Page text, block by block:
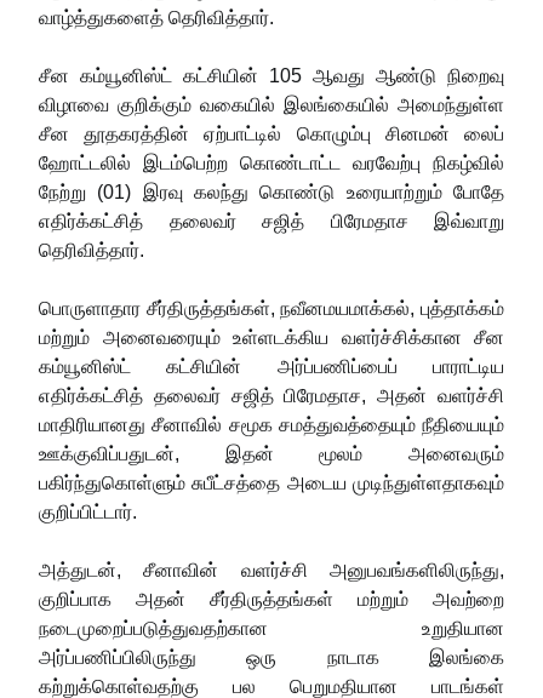
வாழ்த்துகளைத் தெரிவித்தார்.
சீன கம்யூனிஸ்ட் கட்சியின் 105 ஆவது ஆண்டு நிறைவு
விழாவை குறிக்கும் வகையில் இலங்கையில் அமைந்துள்ள
சீன தூதகரத்தின் ஏற்பாட்டில் கொழும்பு சினமன் லைப்
ஹோட்டலில் இடம்பெற்ற கொண்டாட்ட வரவேற்பு நிகழ்வில்
நேற்று (01) இரவு கலந்து கொண்டு உரையாற்றும் போதே
எதிர்க்கட்சித் தலைவர் சஜித் பிரேமதாச இவ்வாறு
தெரிவித்தார்.
பொருளாதார சீர்திருத்தங்கள், நவீனமயமாக்கல், புத்தாக்கம்
மற்றும் அனைவரையும் உள்ளடக்கிய வளர்ச்சிக்கான சீன
கம்யூனிஸ்ட் கட்சியின் அர்ப்பணிப்பைப் பாராட்டிய
எதிர்க்கட்சித் தலைவர் சஜித் பிரேமதாச, அதன் வளர்ச்சி
மாதிரியானது சீனாவில் சமூக சமத்துவத்தையும் நீதியையும்
ஊக்குவிப்பதுடன், இதன் மூலம் அனைவரும்
பகிர்ந்துகொள்ளும் சுபீட்சத்தை அடைய முடிந்துள்ளதாகவும்
குறிப்பிட்டார்.
அத்துடன், சீனாவின் வளர்ச்சி அனுபவங்களிலிருந்து,
குறிப்பாக அதன் சீர்திருத்தங்கள் மற்றும் அவற்றை
நடைமுறைப்படுத்துவதற்கான உறுதியான
அர்ப்பணிப்பிலிருந்து ஒரு நாடாக இலங்கை
கற்றுக்கொள்வதற்கு பல பெறுமதியான பாடங்கள்